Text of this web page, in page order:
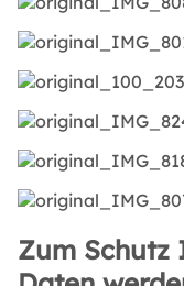
Zum Schutz